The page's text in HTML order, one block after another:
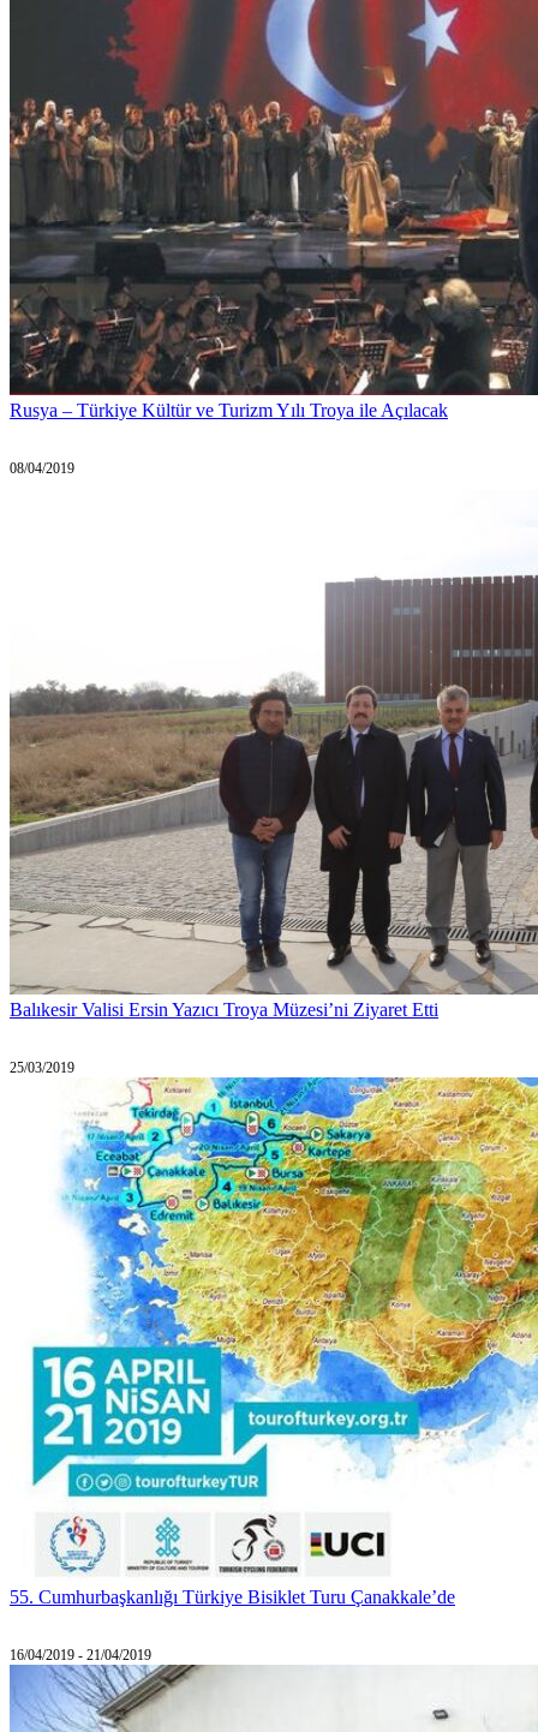
Rusya – Türkiye Kültür ve Turizm Yılı Troya ile Açılacak
08/04/2019
Balıkesir Valisi Ersin Yazıcı Troya Müzesi’ni Ziyaret Etti
25/03/2019
55. Cumhurbaşkanlığı Türkiye Bisiklet Turu Çanakkale’de
16/04/2019 - 21/04/2019